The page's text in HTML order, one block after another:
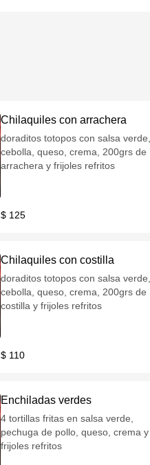
Chilaquiles con arrachera
doraditos totopos con salsa verde,
cebolla, queso, crema, 200grs de
arrachera y frijoles refritos
$ 125
Chilaquiles con costilla
doraditos totopos con salsa verde,
cebolla, queso, crema, 200grs de
costilla y frijoles refritos
$ 110
Enchiladas verdes
4 tortillas fritas en salsa verde,
pechuga de pollo, queso, crema y
frijoles refritos